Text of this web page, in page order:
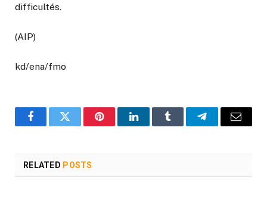
difficultés.
(AIP)
kd/ena/fmo
FacebookTwitter PinterestLinkedInTumblr TelegramEmail
RELATED POSTS